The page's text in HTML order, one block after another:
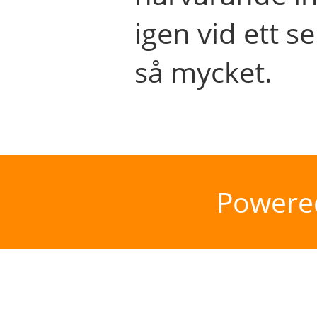
igen vid ett
så mycket.